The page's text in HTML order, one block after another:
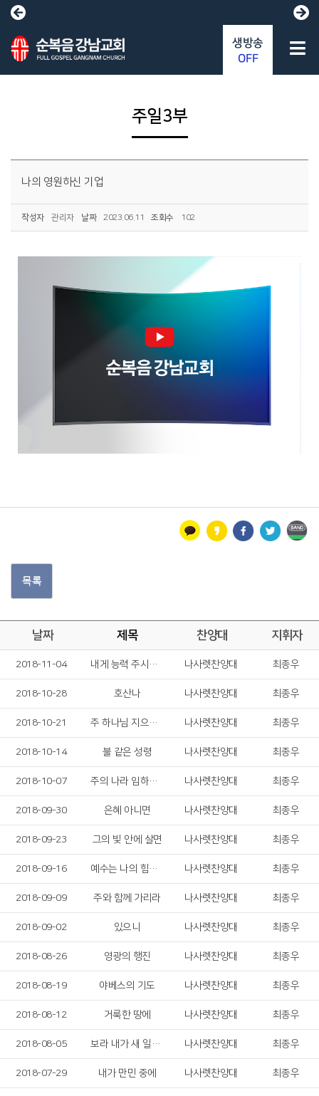
주일3부
나의 영원하신 기업
작성자 관리자 날짜 2023.06.11 조회수 102
목록
날짜 제목 찬양대 지휘자
2018-11-04 내게 능력 주시는 자 안에서 나사렛찬양대 최종우
2018-10-28 호산나 나사렛찬양대 최종우
2018-10-21 주 하나님 지으신 모든 세계 나사렛찬양대 최종우
2018-10-14 불 같은 성령 나사렛찬양대 최종우
2018-10-07 주의 나라 임하소서 나사렛찬양대 최종우
2018-09-30 은혜 아니면 나사렛찬양대 최종우
2018-09-23 그의 빛 안에 살면 나사렛찬양대 최종우
2018-09-16 예수는 나의 힘이요 나사렛찬양대 최종우
2018-09-09 주와 함께 가리라 나사렛찬양대 최종우
2018-09-02 있으니 나사렛찬양대 최종우
2018-08-26 영광의 행진 나사렛찬양대 최종우
2018-08-19 야베스의 기도 나사렛찬양대 최종우
2018-08-12 거룩한 땅에 나사렛찬양대 최종우
2018-08-05 보라 내가 새 일을 다 이루어놓았다 나사렛찬양대 최종우
2018-07-29 내가 만민 중에 나사렛찬양대 최종우
생방송
OFF